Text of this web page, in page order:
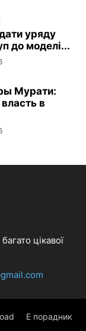
уряду
до моделі...
Мурати:
в
цікавої
Е порадник